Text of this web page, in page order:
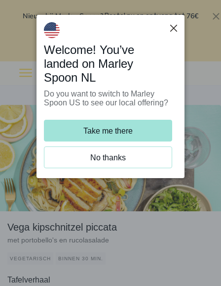
Nieuw bij Marley Spoon?Bestel nu en ontvang tot 76€
Vega kipschnitzel piccata
met portobello's en rucolasalade
VEGETARISCH BINNEN 30 MIN.
Tafelverhaal
Welcome! You’ve
landed on Marley
Spoon NL
Do you want to switch to Marley
Spoon US to see our local offering?
Take me there
No thanks